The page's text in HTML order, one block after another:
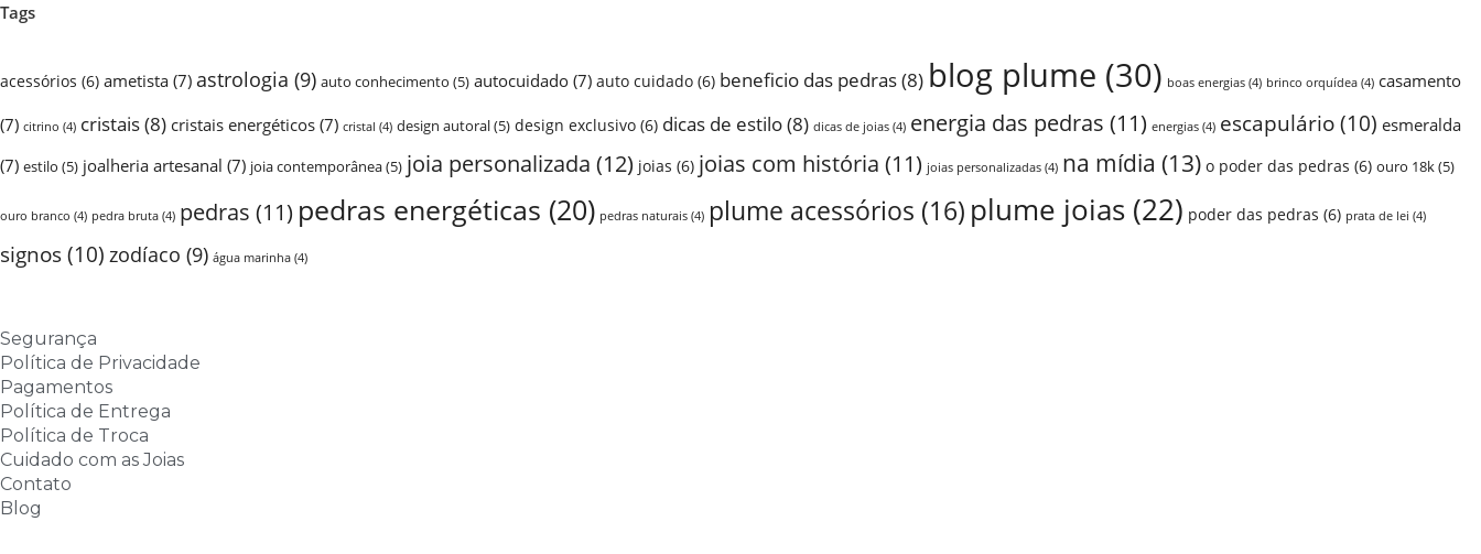
Tags
acessórios (6) ametista(7)astrologia (9) auto conhecimento (5) autocuidado(7) auto cuidado (6) beneficio das pedras(8) blog plume (30) boas energias (4) brinco orquídea (4) casamento
(7) citrino (4) cristais(8) cristais energéticos(7) cristal (4) design autoral(5) design exclusivo (6) dicas de estilo(8) dicas de joias (4) energia das pedras (11) energias (4) escapulário (10) esmeralda
(7) estilo (5) joalheria artesanal (7) joia contemporânea(5) joia personalizada (12) joias (6) joias com história (11) joias personalizadas (4) na mídia (13) o poder das pedras (6) ouro 18k(5)
ouro branco (4) pedra bruta (4) pedras (11) pedras energéticas (20) pedras naturais (4) plume acessórios (16) plume joias (22) poder das pedras (6) prata de lei (4)
signos (10) zodíaco (9) água marinha (4)
Segurança
Política de Privacidade
Pagamentos
Política de Entrega
Política de Troca
Cuidado com as Joias
Contato
Blog